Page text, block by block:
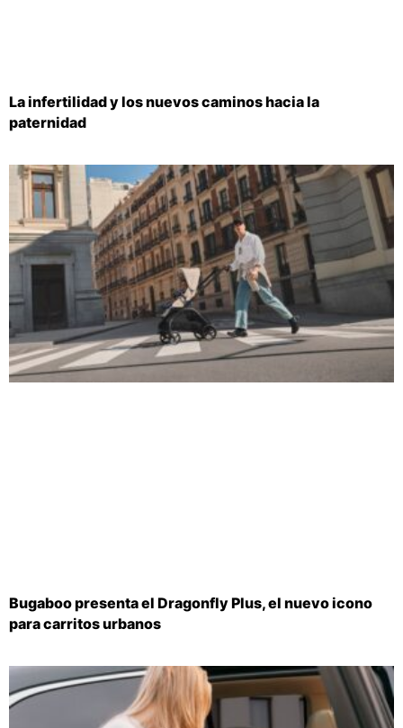
La infertilidad y los nuevos caminos hacia la
paternidad
Bugaboo presenta el Dragonfly Plus, el nuevo icono
para carritos urbanos